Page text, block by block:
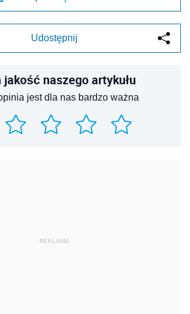
Udostępnij
jakość naszego artykułu
jest dla nas bardzo ważna
REKLAMA